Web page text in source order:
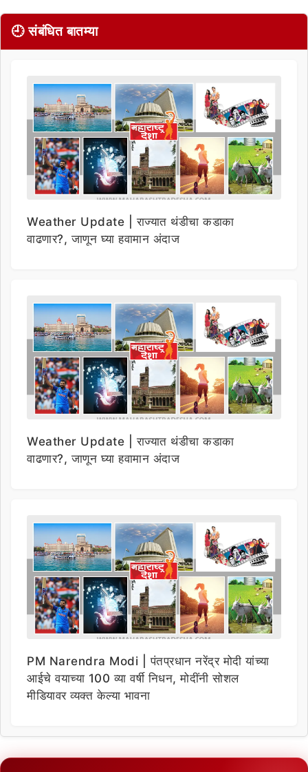
🕘 संबंधित बातम्या
Weather Update | राज्यात थंडीचा कडाका
वाढणार?, जाणून घ्या हवामान अंदाज
Weather Update | राज्यात थंडीचा कडाका
वाढणार?, जाणून घ्या हवामान अंदाज
PM Narendra Modi | पंतप्रधान नरेंद्र मोदी यांच्या
आईचे वयाच्या 100 व्या वर्षी निधन, मोदींनी सोशल
मीडियावर व्यक्त केल्या भावना